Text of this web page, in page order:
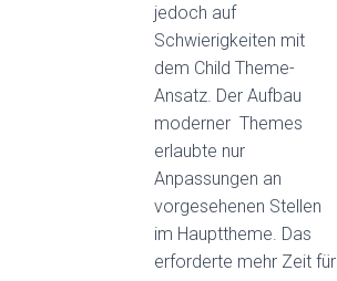
jedoch auf
Schwierigkeiten mit
dem Child Theme-
Ansatz. Der Aufbau
moderner Themes
erlaubte nur
Anpassungen an
vorgesehenen Stellen
im Haupttheme. Das
erforderte mehr Zeit für